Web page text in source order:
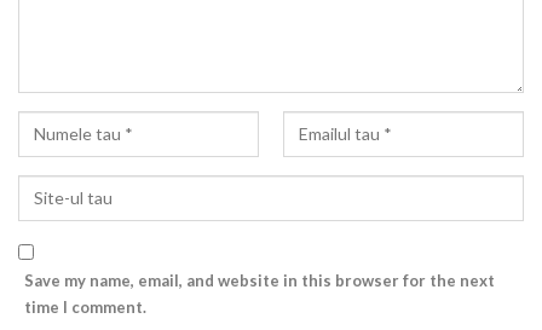
Save my name, email, and website in this browser for the next
time I comment.